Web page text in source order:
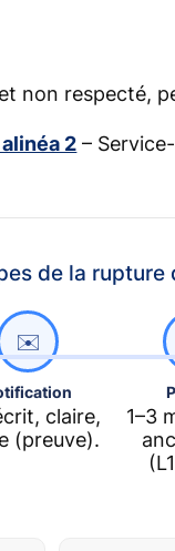
non respecté,
2 –
de la rupture
✉️
claire,
(preuve).
1–3